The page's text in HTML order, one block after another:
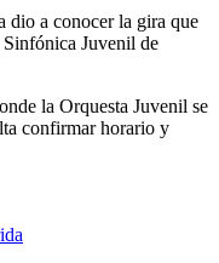
dio a conocer la gira que
Sinfónica Juvenil de
la Orquesta Juvenil se
confirmar horario y